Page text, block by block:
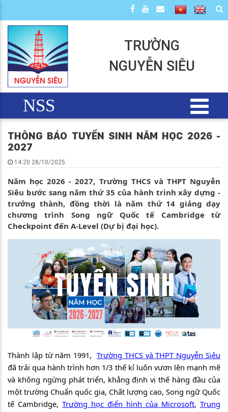
TRƯỜNG
NGUYỄN SIÊU
NSS
THÔNG BÁO TUYỂN SINH NĂM HỌC 2026 -
2027
14:20 28/10/2025
Năm học 2026 - 2027, Trường THCS và THPT Nguyễn
Siêu bước sang năm thứ 35 của hành trình xây dựng -
trưởng thành, đồng thời là năm thứ 14 giảng dạy
chương trình Song ngữ Quốc tế Cambridge từ
Checkpoint đến A-Level (Dự bị đại học).
Thành lập từ năm 1991, Trường THCS và THPT Nguyễn Siêu
đã trải qua hành trình hơn 1/3 thế kỉ luôn vươn lên mạnh mẽ
và không ngừng phát triển, khẳng định vị thế hàng đầu của
một trường Chuẩn quốc gia, Chất lượng cao, Song ngữ Quốc
tế Cambridge, Trường học điển hình của Microsoft, Trung